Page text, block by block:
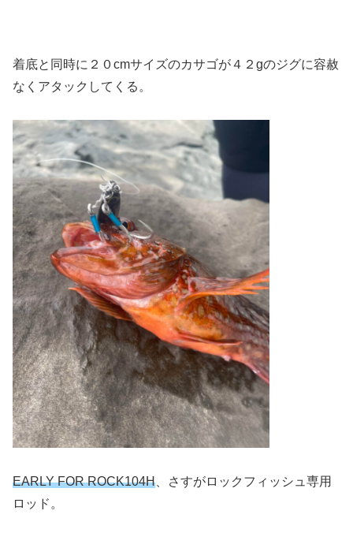
着底と同時に２０cmサイズのカサゴが４２gのジグに容赦
なくアタックしてくる。
EARLY FOR ROCK104H 、さすがロックフィッシュ専用
ロッド。